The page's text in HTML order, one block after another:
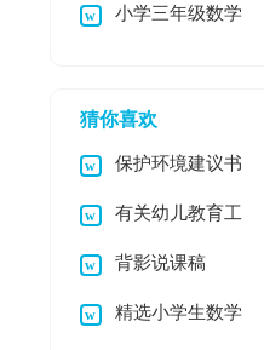
量提升方案集合13
小学三年级数学
猜你喜欢
保护环境建议书
作文合集6篇
有关幼儿教育工
作计划锦集六篇
背影说课稿
精选小学生数学